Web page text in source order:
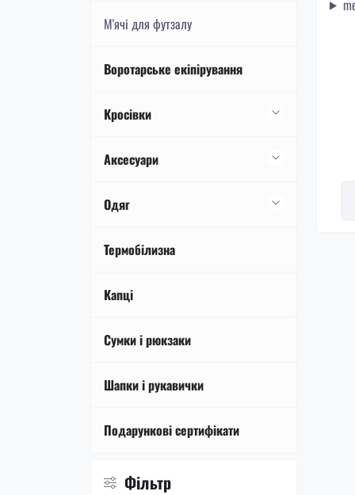
М'ячі для футзалу
Воротарське екіпірування
Кросівки
Кросівки Adidas
Кросівки Nike
Aксесуари
Щитки
Гетри та шкарпетки
Тренувальний інвентар
Одяг
Спортивні костюми
Футболки
Термобілизна
Капці
Сумки і рюкзаки
Шапки і рукавички
Подарункові сертифікати
Фільтр